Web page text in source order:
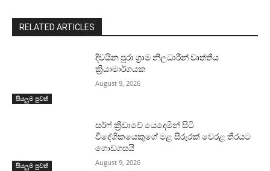
RELATED ARTICLES
සියලුම පුවත්
දිවයින පුරා ග්‍රාම නිලධාරීන් වෘත්තීය
ක්‍රියාමාර්ගයක
August 9, 2026
සියලුම පුවත්
සර්ෆ් ක්‍රීඩාවේ යෙදෙමින් සිටි
විදේශිකයෙකුගේ මළ සිරුරක් වෙරළ තීරයට
ගොඩගසයි
August 9, 2026